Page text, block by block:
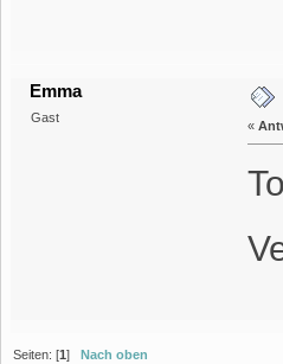
Emma
Gast
«
Seiten: [1]Nach oben